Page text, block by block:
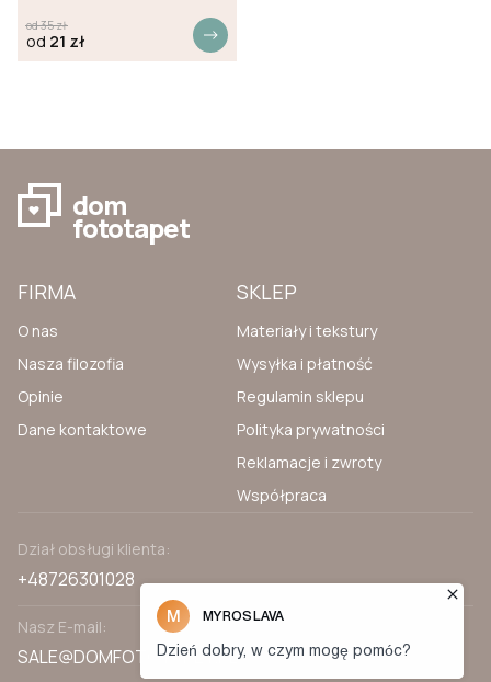
od35zł
od 21 zł
dom
fototapet
FIRMA
O nas
Nasza filozofia
Opinie
Dane kontaktowe
SKLEP
Materiały i tekstury
Wysyłka i płatność
Regulamin sklepu
Polityka prywatności
Reklamacje i zwroty
Współpraca
Dział obsługi klienta:
+48726301028
Nasz E-mail:
SALE@DOMFOTOTAPET.PL